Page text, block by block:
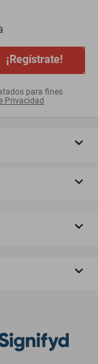
¡Regístrate!
para fines
Privacidad